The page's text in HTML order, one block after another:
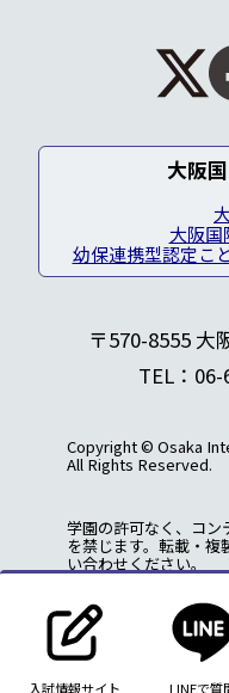
大阪
大阪国
幼保連携型認定こ
〒570-8555 大
TEL：06-
Copyright © Osaka
All Rights Reserved.
学園の許可なく、コン
を禁じます。転載・複
い合わせください。
入試情報サイト LINEで質